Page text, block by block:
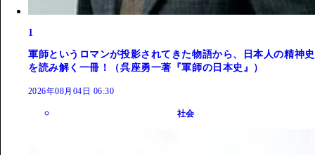
1
軍師というロマンが投影されてきた物語から、日本人の精神史
を読み解く一冊！（呉座勇一著『軍師の日本史』）
2026年08月04日 06:30
社会